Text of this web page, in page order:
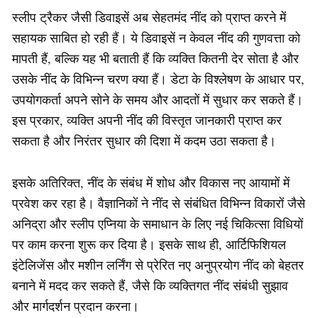
स्लीप ट्रैकर जैसी डिवाइसें अब सेहतमंद नींद को प्राप्त करने में
सहायक साबित हो रही हैं। ये डिवाइसें न केवल नींद की गुणवत्ता को
मापती हैं, बल्कि यह भी बताती हैं कि व्यक्ति कितनी देर सोता है और
उसके नींद के विभिन्न चरण क्या हैं। डेटा के विश्लेषण के आधार पर,
उपयोगकर्ता अपने सोने के समय और आदतों में सुधार कर सकते हैं।
इस प्रकार, व्यक्ति अपनी नींद की विस्तृत जानकारी प्राप्त कर
सकता है और निरंतर सुधार की दिशा में कदम उठा सकता है।
इसके अतिरिक्त, नींद के संबंध में शोध और विकास नए आयामों में
प्रवेश कर रहा है। वैज्ञानिकों ने नींद से संबंधित विभिन्न विकारों जैसे
अनिद्रा और स्लीप एप्निया के समाधान के लिए नई चिकित्सा विधियों
पर काम करना शुरू कर दिया है। इसके साथ ही, आर्टिफिशियल
इंटेलिजेंस और मशीन लर्निंग से प्रेरित नए अनुप्रयोग नींद को बेहतर
बनाने में मदद कर सकते हैं, जैसे कि व्यक्तिगत नींद संबंधी सुझाव
और मार्गदर्शन प्रदान करना।